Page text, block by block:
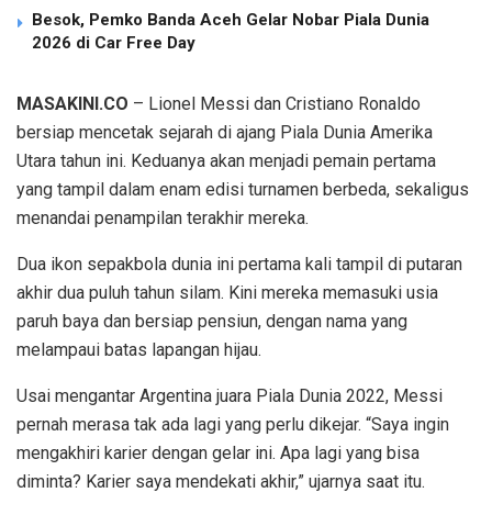
Besok, Pemko Banda Aceh Gelar Nobar Piala Dunia
2026 di Car Free Day
MASAKINI.CO – Lionel Messi dan Cristiano Ronaldo
bersiap mencetak sejarah di ajang Piala Dunia Amerika
Utara tahun ini. Keduanya akan menjadi pemain pertama
yang tampil dalam enam edisi turnamen berbeda, sekaligus
menandai penampilan terakhir mereka.
Dua ikon sepakbola dunia ini pertama kali tampil di putaran
akhir dua puluh tahun silam. Kini mereka memasuki usia
paruh baya dan bersiap pensiun, dengan nama yang
melampaui batas lapangan hijau.
Usai mengantar Argentina juara Piala Dunia 2022, Messi
pernah merasa tak ada lagi yang perlu dikejar. “Saya ingin
mengakhiri karier dengan gelar ini. Apa lagi yang bisa
diminta? Karier saya mendekati akhir,” ujarnya saat itu.